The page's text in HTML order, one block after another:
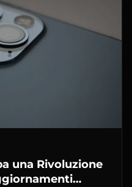
una Rivoluzione